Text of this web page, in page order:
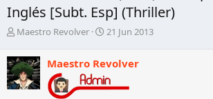
Inglés [Subt. Esp] (Thriller)
A
t
o
r
d
Maestro Revolver
F
h
a
d
21 Jun 2013
Maestro Revolver